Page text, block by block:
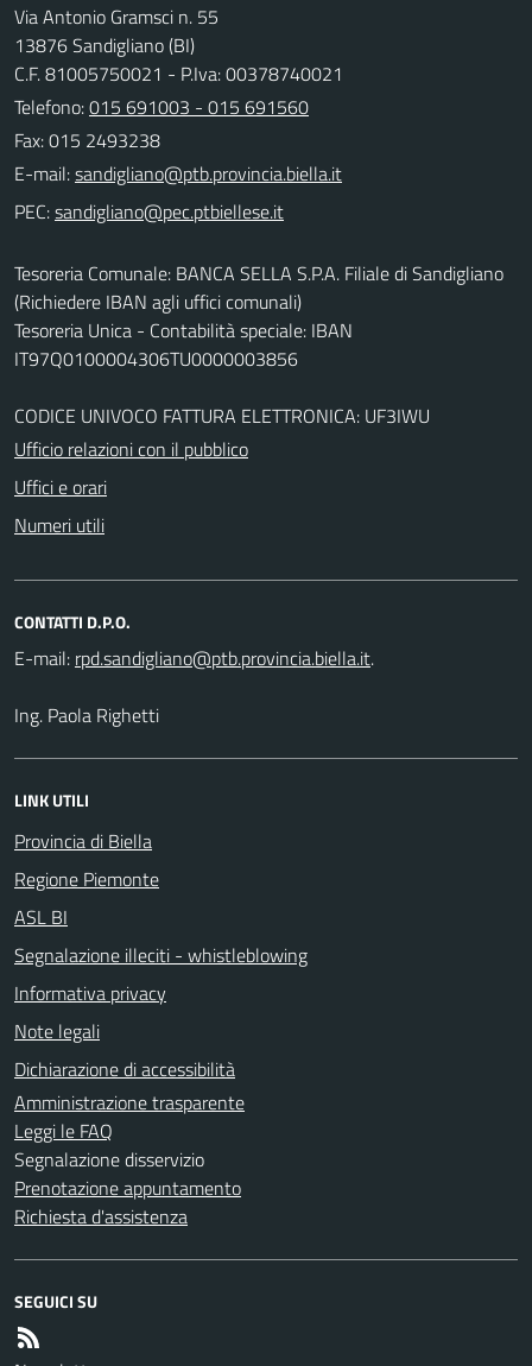
Via Antonio Gramsci n. 55
13876 Sandigliano (BI)
C.F. 81005750021 - P.Iva: 00378740021
Telefono:015 691003 - 015 691560
Fax: 015 2493238
E-mail:
PEC:
Tesoreria Comunale: BANCA SELLA S.P.A. Filiale di Sandigliano
(Richiedere IBAN agli uffici comunali)
Tesoreria Unica - Contabilità speciale: IBAN
IT97Q0100004306TU0000003856
CODICE UNIVOCO FATTURA ELETTRONICA: UF3IWU
Ufficio relazioni con il pubblico
Uffici e orari
Numeri utili
CONTATTI D.P.O.
E-mail:
.
Ing. Paola Righetti
LINK UTILI
Provincia di Biella
Regione Piemonte
ASL BI
Segnalazione illeciti - whistleblowing
Informativa privacy
Note legali
Dichiarazione di accessibilità
Amministrazione trasparente
Leggi le FAQ
Segnalazione disservizio
Prenotazione appuntamento
Richiesta d'assistenza
SEGUICI SU